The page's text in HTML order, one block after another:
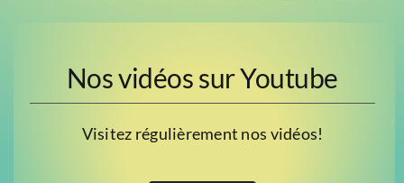
Nos vidéos sur Youtube
Visitez régulièrement nos vidéos!